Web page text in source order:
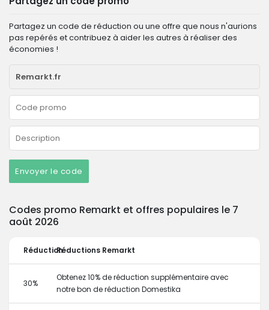
Partagez un code de réduction ou une offre que nous n'aurions
pas repérés et contribuez à aider les autres à réaliser des
économies !
Envoyer le code
Codes promo Remarkt et offres populaires le 7
août 2026
RéductionRéductions Remarkt
30%
Obtenez 10% de réduction supplémentaire avec
notre bon de réduction Domestika